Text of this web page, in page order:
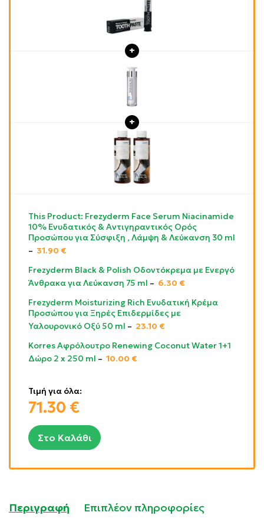
Τιμή για όλα:
71.30 €
Στο Καλάθι
This Product: Frezyderm Face Serum Niacinamide
10% Ενυδατικός & Αντιγηραντικός Ορός
Προσώπου για Σύσφιξη , Λάμψη & Λεύκανση 30 ml
– 31.90 €
Frezyderm Black & Polish Οδοντόκρεμα με Ενεργό
Άνθρακα για Λεύκανση 75 ml – 6.30 €
Frezyderm Moisturizing Rich Ενυδατική Κρέμα
Προσώπου για Ξηρές Επιδερμίδες με
Υαλουρονικό Οξύ 50 ml – 23.10 €
Korres Αφρόλουτρο Renewing Coconut Water 1+1
Δώρο 2 x 250 ml – 10.00 €
Περιγραφή
Επιπλέον πληροφορίες